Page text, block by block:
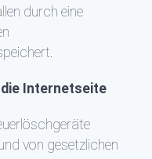
durch eine
Internetseite
von gesetzlichen